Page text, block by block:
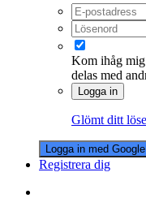
Kom ihåg mig
delas med
Logga in
Glömt ditt
Logga in med Google
Registrera dig